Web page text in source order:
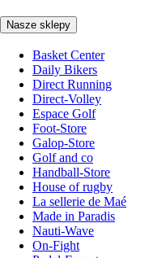
Nasze sklepy
Basket Center
Daily Bikers
Direct Running
Direct-Volley
Espace Golf
Foot-Store
Galop-Store
Golf and co
Handball-Store
House of rugby
La sellerie de Maé
Made in Paradis
Nauti-Wave
On-Fight